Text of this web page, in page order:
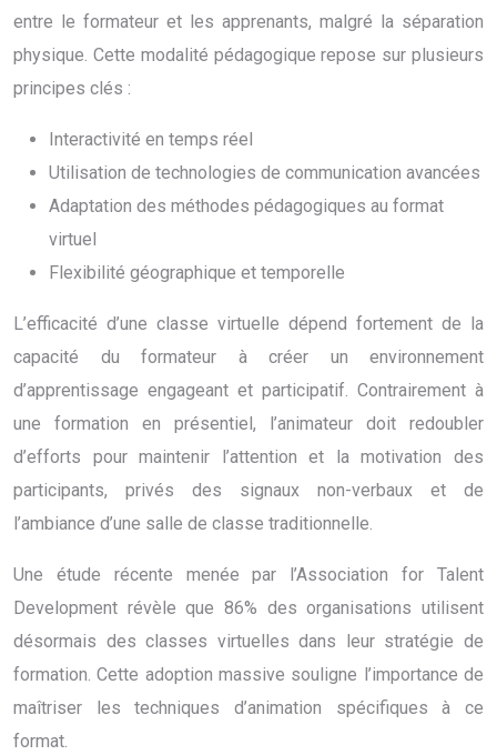
entre le formateur et les apprenants, malgré la séparation
physique. Cette modalité pédagogique repose sur plusieurs
principes clés :
Interactivité en temps réel
Utilisation de technologies de communication avancées
Adaptation des méthodes pédagogiques au format
virtuel
Flexibilité géographique et temporelle
L’efficacité d’une classe virtuelle dépend fortement de la
capacité du formateur à créer un environnement
d’apprentissage engageant et participatif. Contrairement à
une formation en présentiel, l’animateur doit redoubler
d’efforts pour maintenir l’attention et la motivation des
participants, privés des signaux non-verbaux et de
l’ambiance d’une salle de classe traditionnelle.
Une étude récente menée par l’Association for Talent
Development révèle que 86% des organisations utilisent
désormais des classes virtuelles dans leur stratégie de
formation. Cette adoption massive souligne l’importance de
maîtriser les techniques d’animation spécifiques à ce
format.